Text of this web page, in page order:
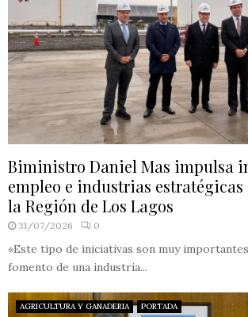
Biministro Daniel Mas impulsa
empleo e industrias estratégicas
la Región de Los Lagos
31/07/2026 0
«Este tipo de iniciativas son muy
fomento de una industria...
AGRICULTURA Y GANADERIA PORTADA